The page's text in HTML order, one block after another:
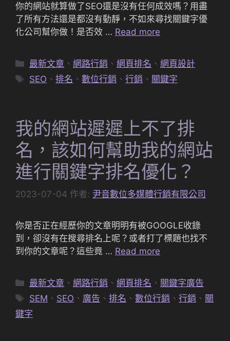
你的網站就算做了SEO還是沒有任何成效嗎？用盡
了所有方法還是都沒有動靜，不如來尋找關鍵字優
化公司幫你做！是否效 … Read more
分
類
最新文章 、網路行銷 、網頁排名 、網頁設計
標
SEO 、排名 、數位行銷 、行銷 、 關鍵字
我的網站遲遲上不了排
名，該如何幫助我的網站
進行關鍵字排名優化？
2023-07-04 作者: 尹音數位多媒體行銷有限公司
你是否正在經歷你的文章明明有被GOOGLE收錄
到，卻沒有在搜尋排名上呢？或者打了標題也找不
到你的文章呢？這些竟 … Read more
分
類
最新文章 、網路行銷 、網頁排名 、 關鍵字廣告
標
籤
SEM 、 SEO 、 廣告 、排名 、數位行銷 、行銷 、 關
鍵字